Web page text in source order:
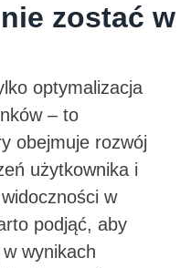
zostać w
optymalizacja
– to
obejmuje rozwój
użytkownika i
w
podjąć, aby
wynikach